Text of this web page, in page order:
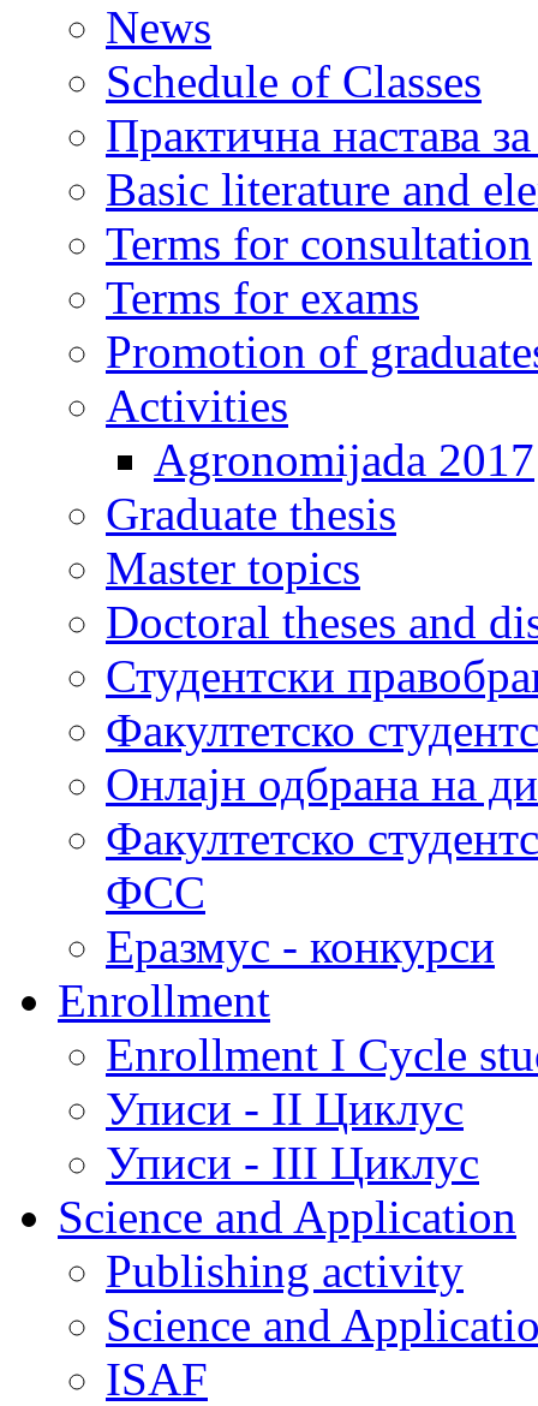
News
Schedule of Classes
Практична настава
Basic literature and
Terms for consultation
Terms for exams
Promotion of
Activities
Agronomijada 2017
Graduate thesis
Master topics
Doctoral theses and
Студентски
Факултетско
Онлајн одбрана на
Факултетско
ФСС
Еразмус - конкурси
Enrollment
Enrollment I Cycle
Уписи - II Циклус
Уписи - III Циклус
Science and Application
Publishing activity
Science and
ISAF